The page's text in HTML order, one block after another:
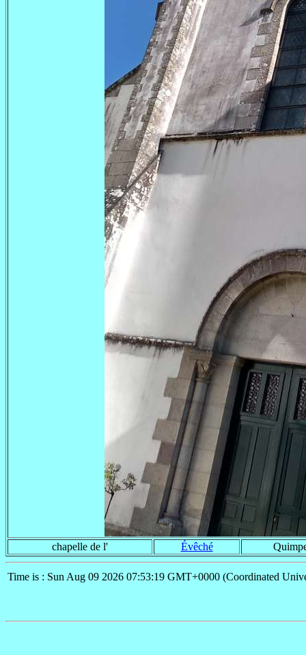
chapelle de l' Évêché
Time is : Sun Aug 09 2026 07:53:19 GMT+0000 (Coordinated